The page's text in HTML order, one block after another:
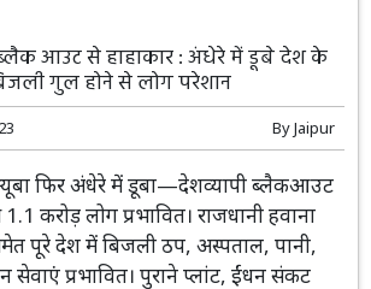
आउट से हाहाकार : अंधेरे में डूबे देश के
गुल होने से लोग परेशान
ByJaipur
फिर अंधेरे में डूबा—देशव्यापी ब्लैकआउट
करोड़ लोग प्रभावित। राजधानी हवाना
पूरे देश में बिजली ठप, अस्पताल, पानी,
सेवाएं प्रभावित। पुराने प्लांट, ईंधन संकट